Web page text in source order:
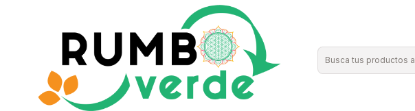
Envío gratis por compras sobre los 59.990 en la provincia de Santiago
Cosmética Natural Aromaterapia y Bienestar Austral Organic - Roll on Romero 10ml